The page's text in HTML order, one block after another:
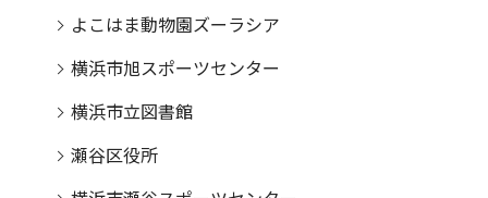
よこはま動物園ズーラシア
横浜市旭スポーツセンター
横浜市立図書館
瀬谷区役所